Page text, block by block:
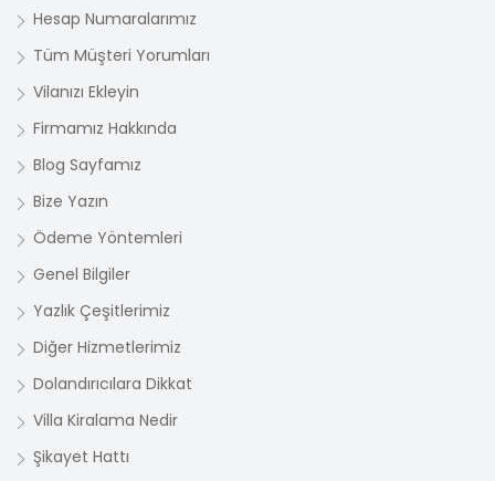
Hesap Numaralarımız
Tüm Müşteri Yorumları
Vilanızı Ekleyin
Firmamız Hakkında
Blog Sayfamız
Bize Yazın
Ödeme Yöntemleri
Genel Bilgiler
Yazlık Çeşitlerimiz
Diğer Hizmetlerimiz
Dolandırıcılara Dikkat
Villa Kiralama Nedir
Şikayet Hattı